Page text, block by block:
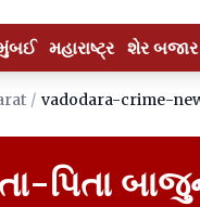
મહારાષ્ટ્ર શેર બજાર
/ vadodara-crime-
પિતા